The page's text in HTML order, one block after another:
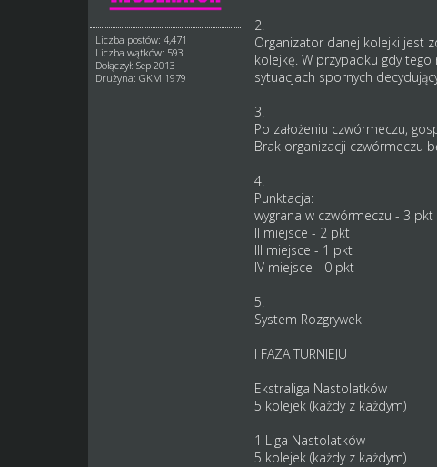
Liczba postów: 4,471
Liczba wątków: 593
Dołączył: Sep 2013
Drużyna: GKM 1979
2.
Organizator danej kolejki jest
kolejkę. W przypadku gdy
sytuacjach spornych
3.
Po założeniu czwórmeczu,
Brak organizacji czwórmeczu
4.
Punktacja:
wygrana w czwórmeczu - 3 pkt
II miejsce - 2 pkt
III miejsce - 1 pkt
IV miejsce - 0 pkt
5.
System Rozgrywek
I FAZA TURNIEJU
Ekstraliga Nastolatków
5 kolejek (każdy z każdym)
1 Liga Nastolatków
5 kolejek (każdy z każdym)